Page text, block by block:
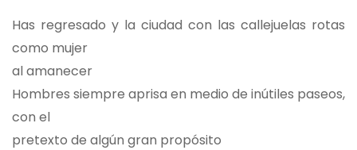
Has regresado y la ciudad con las callejuelas rotas
como mujer
al amanecer
Hombres siempre aprisa en medio de inútiles paseos,
con el
pretexto de algún gran propósito